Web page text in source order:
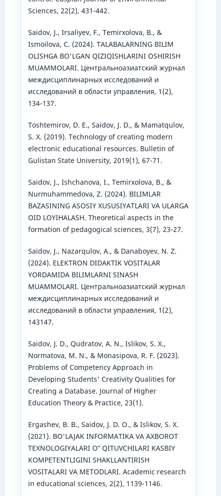
Sciences, 22(2), 431-442.
Saidov, J., Irsaliyev, F., Temirxolova, B., &
Ismoilova, C. (2024). TALABALARNING BILIM
OLISHGA BO'LGAN QIZIQISHLARINI OSHIRISH
MUAMMOLARI. Центральноазиатский журнал
междисциплинарных исследований и
исследований в области управления, 1(2),
134-137.
Toshtemirov, D. E., Saidov, J. D., & Mamatqulov,
S. X. (2019). Technology of creating modern
electronic educational resources. Bulletin of
Gulistan State University, 2019(1), 67-71.
Saidov, J., Ishchanova, I., Temirxolova, B., &
Nurmuhammedova, Z. (2024). BILIMLAR
BAZASINING ASOSIY XUSUSIYATLARI VA ULARGA
OID LOYIHALASH. Theoretical aspects in the
formation of pedagogical sciences, 3(7), 23-27.
Saidov, J., Nazarqulov, A., & Danaboyev, N. Z.
(2024). ELEKTRON DIDAKTIK VOSITALAR
YORDAMIDA BILIMLARNI SINASH
MUAMMOLARI. Центральноазиатский журнал
междисциплинарных исследований и
исследований в области управления, 1(2),
143147.
Saidov, J. D., Qudratov, A. N., Islikov, S. X.,
Normatova, M. N., & Monasipova, R. F. (2023).
Problems of Competency Approach in
Developing Students' Creativity Qualities for
Creating a Database. Journal of Higher
Education Theory & Practice, 23(1).
Ergashev, B. B., Saidov, J. D. O., & Islikov, S. X.
(2021). BO'LAJAK INFORMATIKA VA AXBOROT
TEXNOLOGIYALARI O‟ QITUVCHILARI KASBIY
KOMPETENTLIGINI SHAKLLANTIRISH
VOSITALARI VA METODLARI. Academic research
in educational sciences, 2(2), 1139-1146.